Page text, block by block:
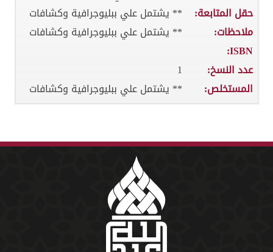
حقل المتابعة:
** يشتمل علي ببليوجرافية وكشافات
ملاحظات:
** يشتمل علي ببليوجرافية وكشافات
ISBN:
عدد النسخ:
1
المستخلص:
** يشتمل علي ببليوجرافية وكشافات